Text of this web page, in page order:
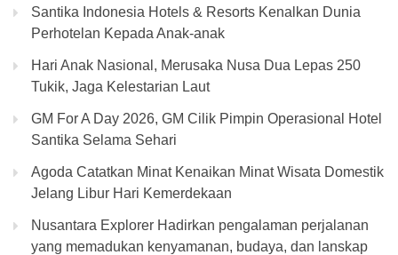
Santika Indonesia Hotels & Resorts Kenalkan Dunia
Perhotelan Kepada Anak-anak
Hari Anak Nasional, Merusaka Nusa Dua Lepas 250
Tukik, Jaga Kelestarian Laut
GM For A Day 2026, GM Cilik Pimpin Operasional Hotel
Santika Selama Sehari
Agoda Catatkan Minat Kenaikan Minat Wisata Domestik
Jelang Libur Hari Kemerdekaan
Nusantara Explorer Hadirkan pengalaman perjalanan
yang memadukan kenyamanan, budaya, dan lanskap